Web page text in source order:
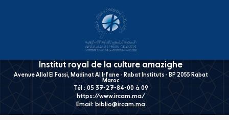
Institut royal de la culture amazighe
Avenue Allal El Fassi, Madinat Al Irfane - Rabat Instituts - BP 2055 Rabat
Maroc
Tél : 05 37-27-84-00 à 09
https://www.ircam.ma/
Email: biblio@ircam.ma